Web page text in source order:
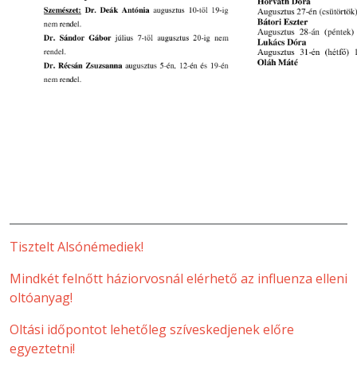
Tisztelt Alsónémediek!
Mindkét felnőtt háziorvosnál elérhető az influenza elleni
oltóanyag!
Oltási időpontot lehetőleg szíveskedjenek előre
egyeztetni!